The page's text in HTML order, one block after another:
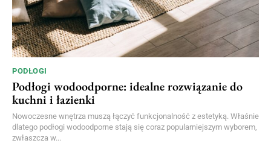
PODŁOGI
Podłogi wodoodporne: idealne rozwiązanie do
kuchni i łazienki
Nowoczesne wnętrza muszą łączyć funkcjonalność z estetyką. Właśnie
dlatego podłogi wodoodporne stają się coraz popularniejszym wyborem,
zwłaszcza w...